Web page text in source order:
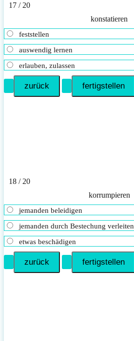
17 / 20
konstatieren
feststellen
auswendig lernen
erlauben, zulassen
18 / 20
kor­rum­pie­ren
jemanden beleidigen
jemanden durch Bestechung verleiten
etwas beschädigen